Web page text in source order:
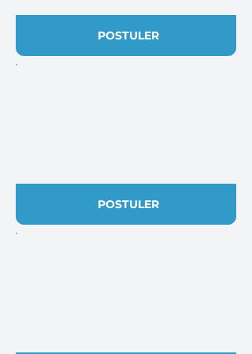
POSTULER
POSTULER